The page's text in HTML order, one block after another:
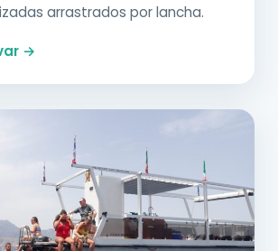
arrastrados por lancha.
→